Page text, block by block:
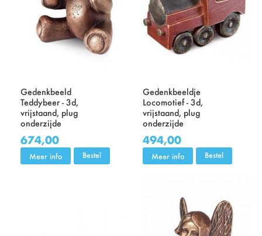
Gedenkbeeld
Teddybeer - 3d,
vrijstaand, plug
onderzijde
674,00
Meer info Bestel
Gedenkbeeldje
Locomotief - 3d,
vrijstaand, plug
onderzijde
494,00
Meer info Bestel